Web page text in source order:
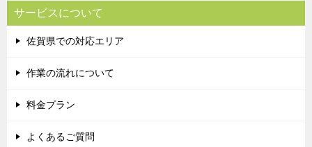
サービスについて
佐賀県での対応エリア
作業の流れについて
料金プラン
よくあるご質問